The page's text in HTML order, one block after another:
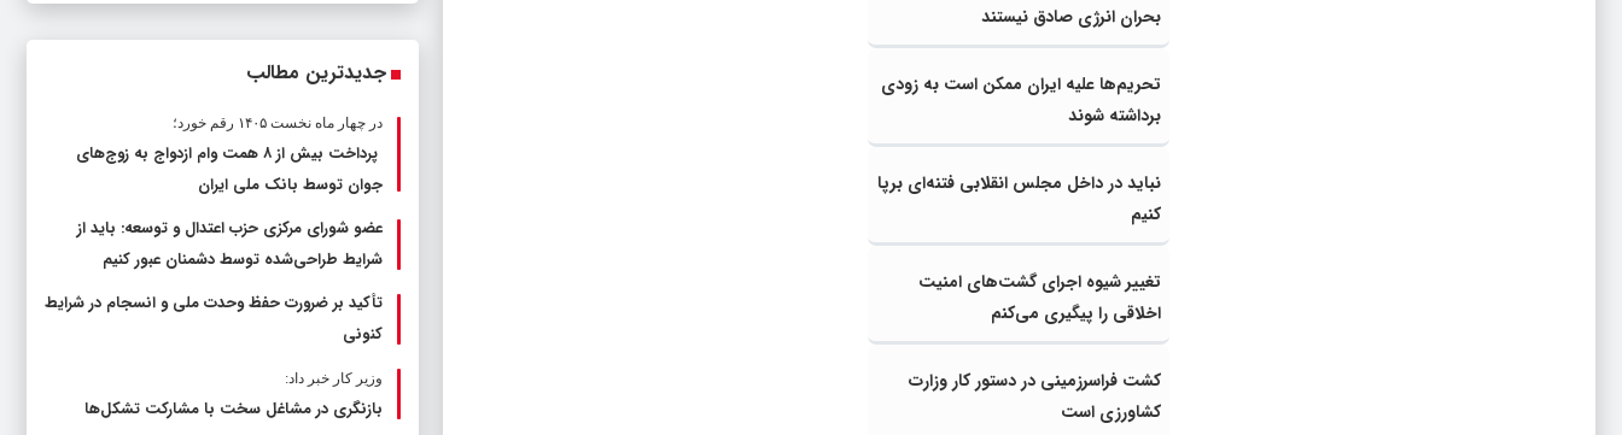
بحران انرژی صادق نیستند
تحریم‌ها علیه ایران ممکن است به‌ زودی
برداشته شوند
نباید در داخل مجلس انقلابی فتنه‌ای برپا
کنیم
تغییر شیوه اجرای گشت‌های امنیت
اخلاقی را پیگیری می‌کنم
کشت فراسرزمینی در دستور کار وزارت
کشاورزی است
جدیدترین مطالب
در چهار ماه نخست ۱۴۰۵ رقم خورد؛
پرداخت بیش از ۸ همت وام ازدواج به زوج‌های
جوان توسط بانک ملی ایران
عضو شورای مرکزی حزب اعتدال و توسعه: باید از
شرایط طراحی‌شده توسط دشمنان عبور کنیم
تأکید بر ضرورت حفظ وحدت ملی و انسجام در شرایط
کنونی
وزیر کار خبر داد:
بازنگری در مشاغل سخت با مشارکت تشکل‌ها